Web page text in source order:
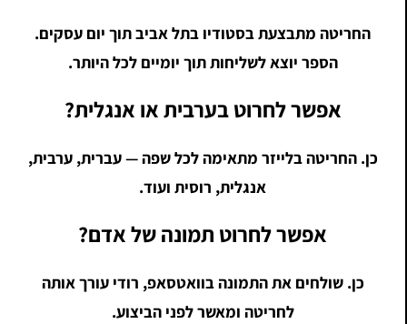
החריטה מתבצעת בסטודיו בתל אביב תוך יום עסקים.
הספר יוצא לשליחות תוך יומיים לכל היותר.
אפשר לחרוט בערבית או אנגלית?
כן. החריטה בלייזר מתאימה לכל שפה — עברית, ערבית,
אנגלית, רוסית ועוד.
אפשר לחרוט תמונה של אדם?
כן. שולחים את התמונה בוואטסאפ, רודי עורך אותה
לחריטה ומאשר לפני הביצוע.